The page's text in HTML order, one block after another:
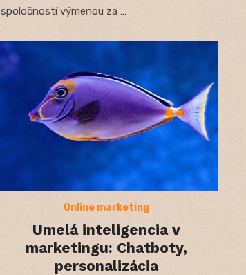
spoločností výmenou za …
Online marketing
Umelá inteligencia v
marketingu: Chatboty,
personalizácia